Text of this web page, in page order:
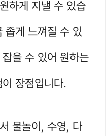
하게 지낼 수 있습
좁게 느껴질 수 있
을 수 있어 원하는
장점입니다.
물놀이, 수영, 다